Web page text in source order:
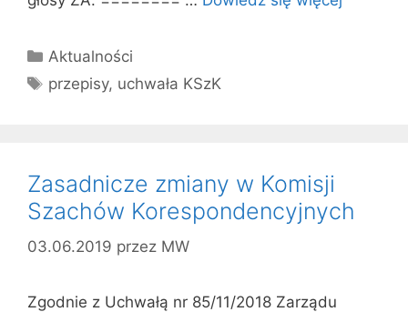
Kategorie
Aktualności
Tagi
przepisy, uchwała KSzK
Zasadnicze zmiany w Komisji
Szachów Korespondencyjnych
03.06.2019 przez MW
Zgodnie z Uchwałą nr 85/11/2018 Zarządu